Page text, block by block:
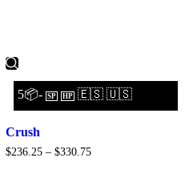
5📦- SP HP 🇪🇸 🇺🇸
Crush
$236.25 –$330.75